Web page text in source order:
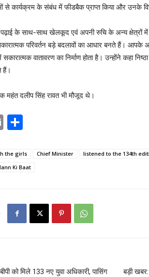
से कार्यक्रम के संबंध में फीडबैक प्राप्त किया और उनके
के साथ-साथ खेलकूद एवं अपनी रुचि के अन्य क्षेत्रों में
परिवर्तन बड़े बदलावों का आधार बनते हैं। आपके
वातावरण का निर्माण होता है। उन्होंने कहा
हैं।
महंत दलीप सिंह रावत भी मौजूद थे।
E
ai
l
ar
e
the girls Chief Minister
listened to the 134th
Ki Baat
को मिले 133 नए युवा अधिकारी, पासिंग
बड़ी